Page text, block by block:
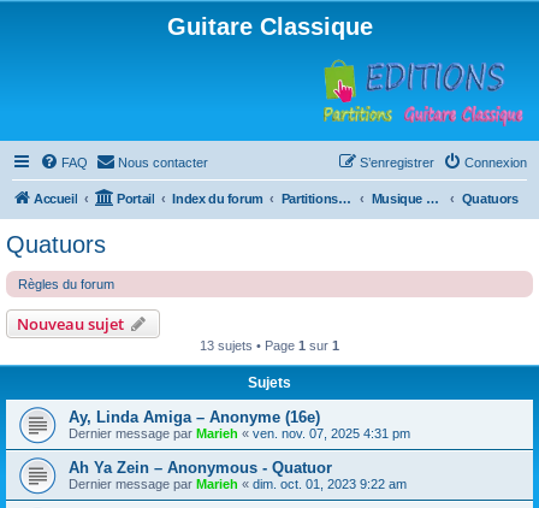
Guitare Classique
FAQ Nous contacter Connexion
S’enregistrer
Accueil Portail Index du forum Partitions pour guitare en libre téléchargement Musique d'ensemble Quatuors
Quatuors
Règles du forum
Nouveau sujet
13 sujets • Page 1 sur 1
Sujets
Ay, Linda Amiga – Anonyme (16e)
Dernier message par Marieh « ven. nov. 07, 2025 4:31 pm
Ah Ya Zein – Anonymous - Quatuor
Dernier message par Marieh « dim. oct. 01, 2023 9:22 am